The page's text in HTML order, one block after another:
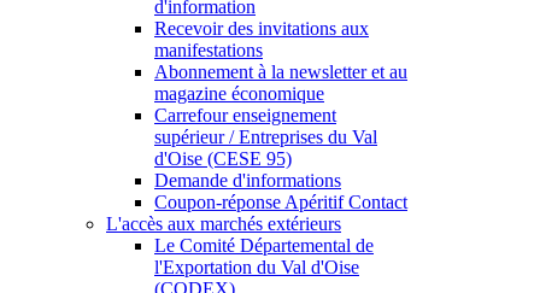
d'information
Recevoir des invitations aux
manifestations
Abonnement à la newsletter et au
magazine économique
Carrefour enseignement
supérieur / Entreprises du Val
d'Oise (CESE 95)
Demande d'informations
Coupon-réponse Apéritif Contact
L'accès aux marchés extérieurs
Le Comité Départemental de
l'Exportation du Val d'Oise
(CODEX)